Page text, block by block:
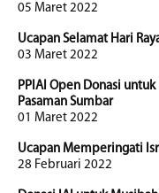
05 Maret 2022
Ucapan Selamat Hari
03 Maret 2022
PPIAI Open Donasi
Pasaman Sumbar
01 Maret 2022
Ucapan Memperingati
28 Februari 2022